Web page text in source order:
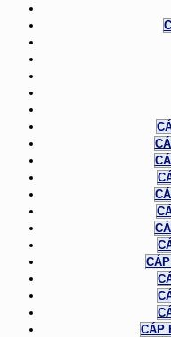
CÁP